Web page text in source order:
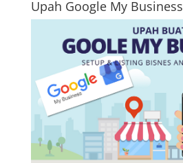
Upah Google My Business